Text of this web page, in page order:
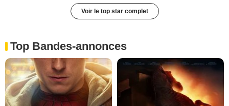
Voir le top star complet
Top Bandes-annonces